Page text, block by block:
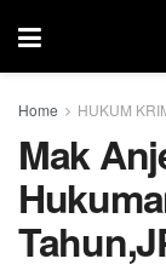
Home HUKUM
Mak